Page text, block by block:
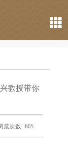
教授带你
览次数: 605